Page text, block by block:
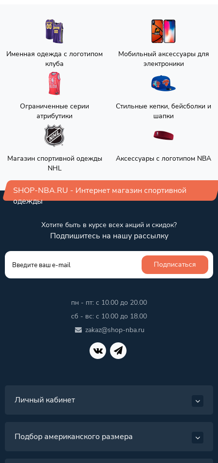
Именная одежда с логотипом
клуба
Мобильный аксессуары для
электроники
Ограниченные серии
атрибутики
Стильные кепки, бейсболки и
шапки
Магазин спортивной одежды
NHL
Аксессуары с логотипом NBA
SHOP-NBA.RU - Интернет магазин спортивной
одежды
Хотите быть в курсе всех акций и скидок?
Подпишитесь на нашу рассылку
Подписаться
пн - пт: с 10.00 до 20.00
сб - вс: с 10.00 до 18.00
zakaz@shop-nba.ru
Личный кабинет
Подбор американского размера